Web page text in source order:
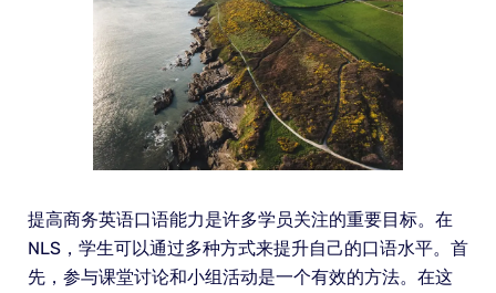
提高商务英语口语能力是许多学员关注的重要目标。在
NLS，学生可以通过多种方式来提升自己的口语水平。首
先，参与课堂讨论和小组活动是一个有效的方法。在这